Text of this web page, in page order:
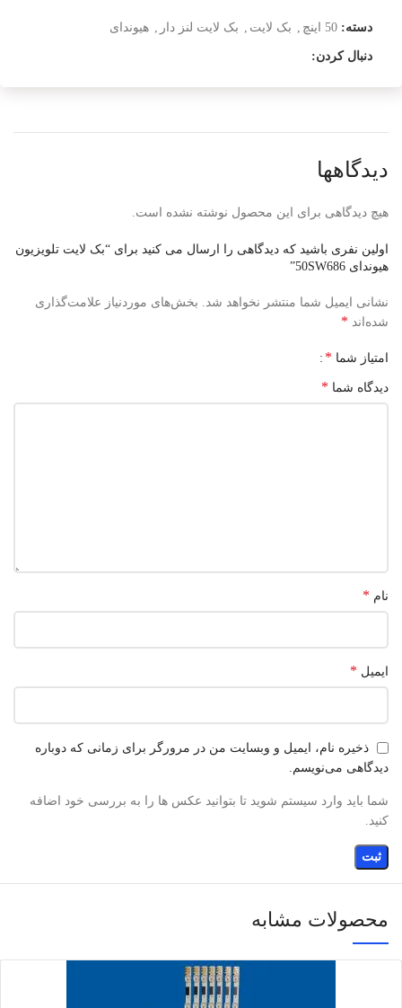
دسته: 50 اینچ بک لایت بک لایت لنز دار هیوندای
دنبال کردن:
دیدگاهها
هیچ دیدگاهی برای این محصول نوشته نشده است.
اولین نفری باشید که دیدگاهی را ارسال می کنید برای “بک لایت تلویزیون
هیوندای 50SW686”
نشانی ایمیل شما منتشر نخواهد شد.
بخش‌های موردنیاز علامت‌گذاری
شده‌اند *
امتیاز شما *
دیدگاه شما *
نام *
ایمیل *
ذخیره نام، ایمیل و وبسایت من در مرورگر برای زمانی که دوباره
دیدگاهی می‌نویسم.
شما باید وارد سیستم شوید تا بتوانید عکس ها را به بررسی خود اضافه
کنید.
محصولات مشابه